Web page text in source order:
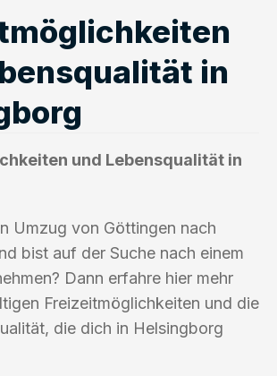
in
und Lebensqualität in
Umzug von Göttingen nach
bist auf der Suche nach einem
Dann erfahre hier mehr
Freizeitmöglichkeiten und die
die dich in Helsingborg